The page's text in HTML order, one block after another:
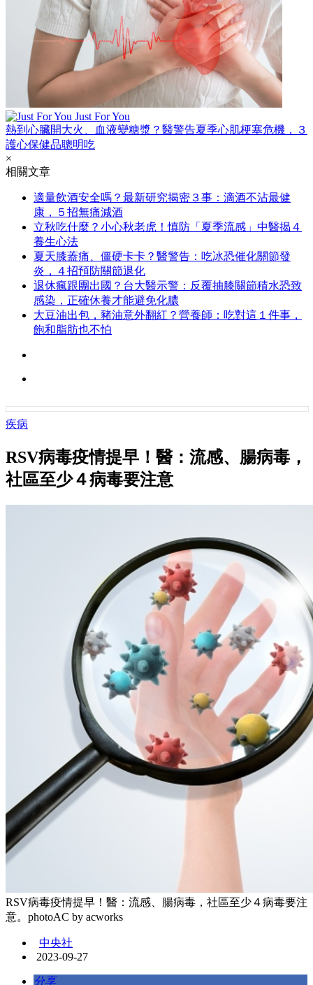
Just For You
熱到心臟開大火、血液變糖漿？醫警告夏季心肌梗塞危機，３
護心保健品聰明吃
×
相關文章
適量飲酒安全嗎？最新研究揭密３事：滴酒不沾最健
康，５招無痛減酒
立秋吃什麼？小心秋老虎！慎防「夏季流感」中醫揭４
養生心法
夏天膝蓋痛、僵硬卡卡？醫警告：吃冰恐催化關節發
炎，４招預防關節退化
退休瘋跟團出國？台大醫示警：反覆抽膝關節積水恐致
感染，正確休養才能避免化膿
大豆油出包，豬油意外翻紅？營養師：吃對這１件事，
飽和脂肪也不怕
疾病
RSV病毒疫情提早！醫：流感、腸病毒，
社區至少４病毒要注意
RSV病毒疫情提早！醫：流感、腸病毒，社區至少４病毒要注
意。photoAC by acworks
中央社
2023-09-27
分享